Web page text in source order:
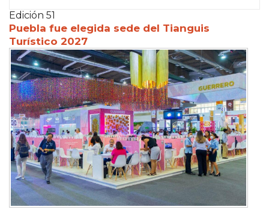
Edición 51
Puebla fue elegida sede del Tianguis
Turístico 2027